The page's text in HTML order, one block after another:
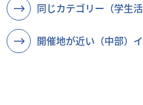
同じカテゴリー（学生
開催地が近い（中部）